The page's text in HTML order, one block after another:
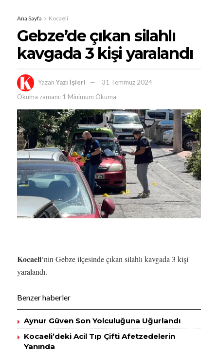
Ana Sayfa Kocaeli
Gebze’de çıkan silahlı
kavgada 3 kişi yaralandı
Yazan Yazı İşleri
31 Temmuz 2024
Okuma zamanı: 1 Minimum Okuma
Kocaeli‘nin Gebze ilçesinde çıkan silahlı kavgada 3 kişi
yaralandı.
Benzer haberler
Aynur Güven Son Yolculuğuna Uğurlandı
Kocaeli’deki Acil Tıp Çifti Afetzedelerin
Yanında